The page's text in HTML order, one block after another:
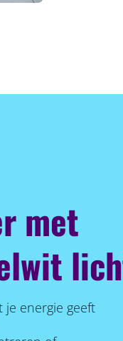
met
je energie geeft